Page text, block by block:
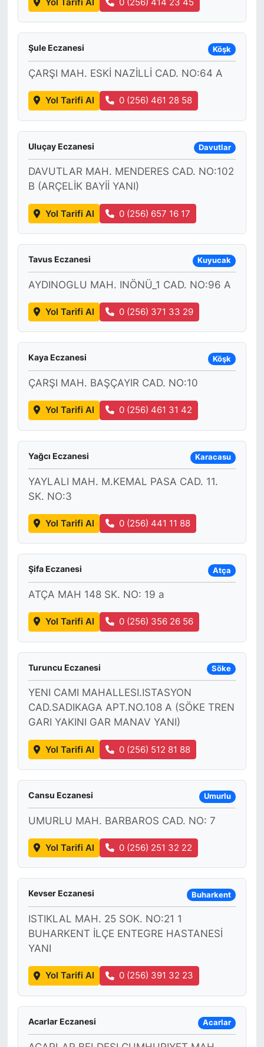
Yol Tarifi Al 0 (256) 414 23 45
Şule Eczanesi Köşk
ÇARŞI MAH. ESKİ NAZİLLİ CAD. NO:64 A
Yol Tarifi Al 0 (256) 461 28 58
Uluçay Eczanesi Davutlar
DAVUTLAR MAH. MENDERES CAD. NO:102
B (ARÇELİK BAYİİ YANI)
Yol Tarifi Al 0 (256) 657 16 17
Tavus Eczanesi Kuyucak
AYDINOGLU MAH. INÖNÜ_1 CAD. NO:96 A
Yol Tarifi Al 0 (256) 371 33 29
Kaya Eczanesi Köşk
ÇARŞI MAH. BAŞÇAYIR CAD. NO:10
Yol Tarifi Al 0 (256) 461 31 42
Yağcı Eczanesi Karacasu
YAYLALI MAH. M.KEMAL PASA CAD. 11.
SK. NO:3
Yol Tarifi Al 0 (256) 441 11 88
Şifa Eczanesi Atça
ATÇA MAH 148 SK. NO: 19 a
Yol Tarifi Al 0 (256) 356 26 56
Turuncu Eczanesi Söke
YENI CAMI MAHALLESI.ISTASYON
CAD.SADIKAGA APT.NO.108 A (SÖKE TREN
GARI YAKINI GAR MANAV YANI)
Yol Tarifi Al 0 (256) 512 81 88
Cansu Eczanesi Umurlu
UMURLU MAH. BARBAROS CAD. NO: 7
Yol Tarifi Al 0 (256) 251 32 22
Kevser Eczanesi Buharkent
ISTIKLAL MAH. 25 SOK. NO:21 1
BUHARKENT İLÇE ENTEGRE HASTANESİ
YANI
Yol Tarifi Al 0 (256) 391 32 23
Acarlar Eczanesi Acarlar